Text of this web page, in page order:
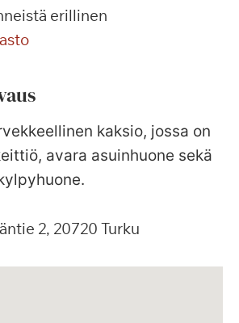
erillinen
kaksio, jossa on
avara asuinhuone sekä
2 20720 Turku